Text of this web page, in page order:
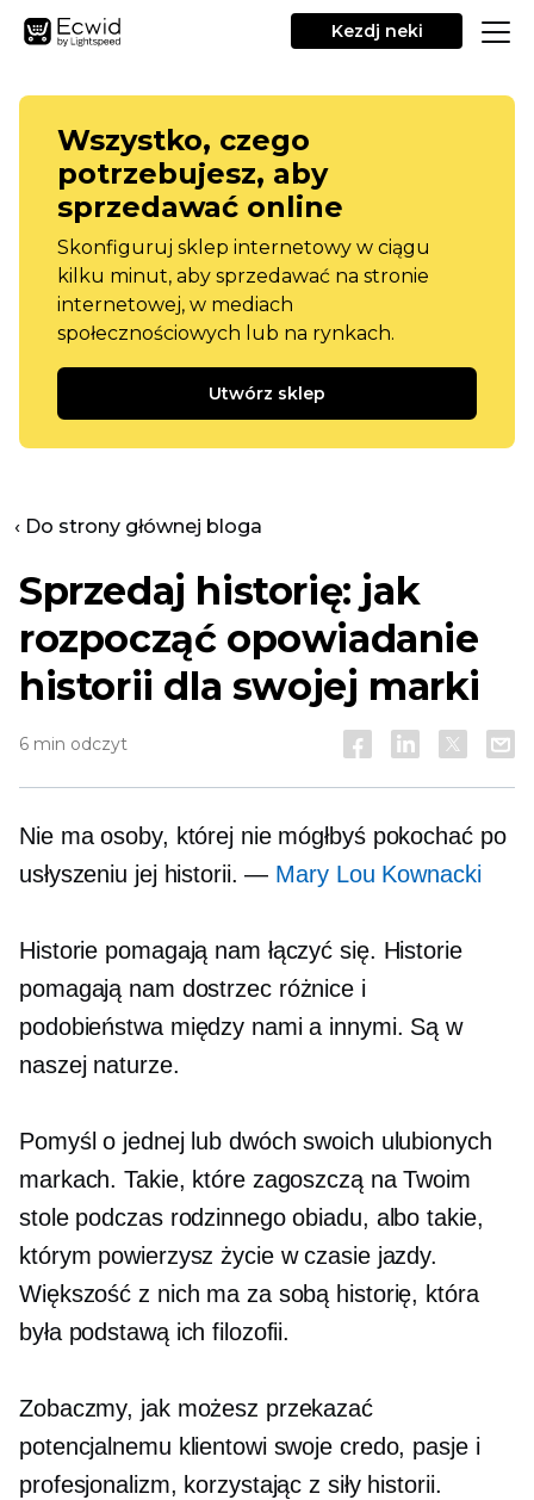
Kezdj neki
Wszystko, czego
potrzebujesz, aby
sprzedawać online
Skonfiguruj sklep internetowy w ciągu
kilku minut, aby sprzedawać na stronie
internetowej, w mediach
społecznościowych lub na rynkach.
Utwórz sklep
‹ Do strony głównej bloga
Sprzedaj historię: jak
rozpocząć opowiadanie
historii dla swojej marki
6 min odczyt
Nie ma osoby, której nie mógłbyś pokochać po
usłyszeniu jej historii. — Mary Lou Kownacki
Historie pomagają nam łączyć się. Historie
pomagają nam dostrzec różnice i
podobieństwa między nami a innymi. Są w
naszej naturze.
Pomyśl o jednej lub dwóch swoich ulubionych
markach. Takie, które zagoszczą na Twoim
stole podczas rodzinnego obiadu, albo takie,
którym powierzysz życie w czasie jazdy.
Większość z nich ma za sobą historię, która
była podstawą ich filozofii.
Zobaczmy, jak możesz przekazać
potencjalnemu klientowi swoje credo, pasje i
profesjonalizm, korzystając z siły historii.